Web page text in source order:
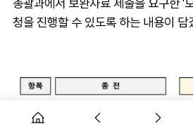
총괄과에서 보완자료 제출을 요구한 '
청을 진행할 수 있도록 하는 내용이 담